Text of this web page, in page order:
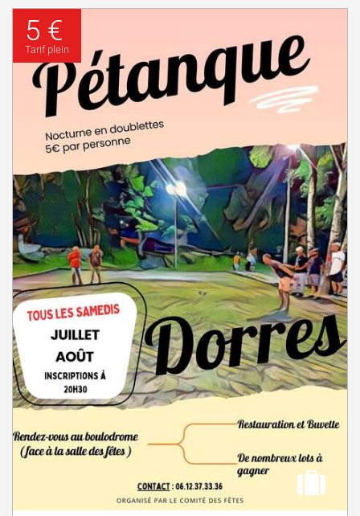
5 €
Tarif plein